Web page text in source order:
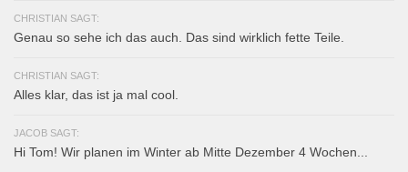
CHRISTIAN SAGT:
Genau so sehe ich das auch. Das sind wirklich fette Teile.
CHRISTIAN SAGT:
Alles klar, das ist ja mal cool.
JACOB SAGT:
Hi Tom! Wir planen im Winter ab Mitte Dezember 4 Wochen...